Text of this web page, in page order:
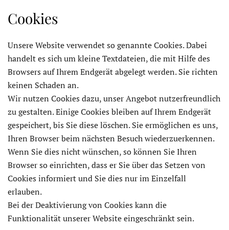
Cookies
Unsere Website verwendet so genannte Cookies. Dabei
handelt es sich um kleine Textdateien, die mit Hilfe des
Browsers auf Ihrem Endgerät abgelegt werden. Sie richten
keinen Schaden an.
Wir nutzen Cookies dazu, unser Angebot nutzerfreundlich
zu gestalten. Einige Cookies bleiben auf Ihrem Endgerät
gespeichert, bis Sie diese löschen. Sie ermöglichen es uns,
Ihren Browser beim nächsten Besuch wiederzuerkennen.
Wenn Sie dies nicht wünschen, so können Sie Ihren
Browser so einrichten, dass er Sie über das Setzen von
Cookies informiert und Sie dies nur im Einzelfall
erlauben.
Bei der Deaktivierung von Cookies kann die
Funktionalität unserer Website eingeschränkt sein.